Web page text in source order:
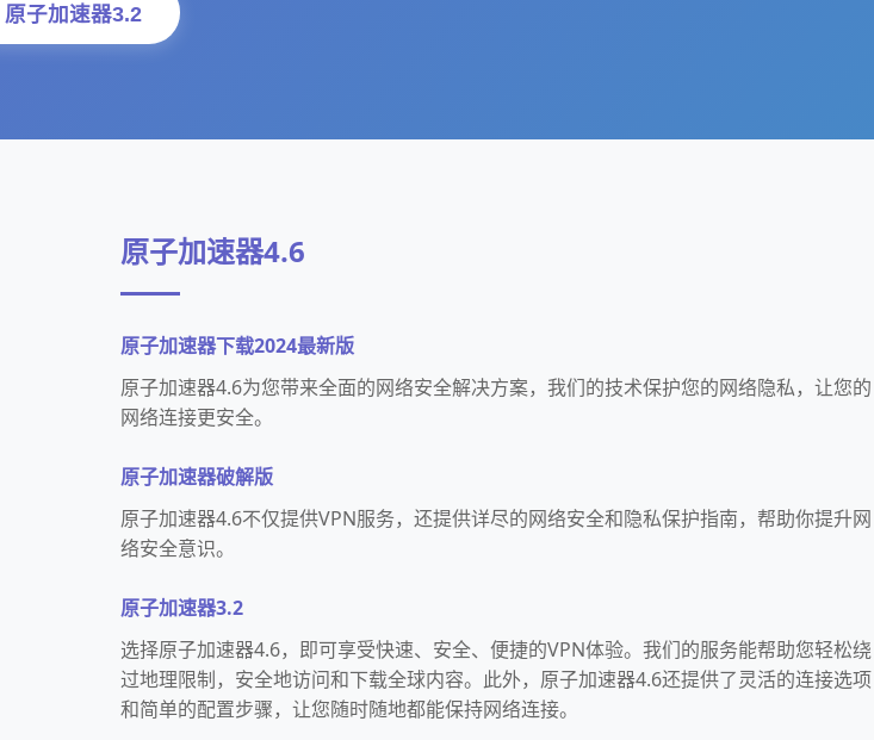
原子加速器3.2
原子加速器4.6
原子加速器下载2024最新版
原子加速器4.6为您带来全面的网络安全解决方案，我们的技术保护您的网络隐私，让您的
网络连接更安全。
原子加速器破解版
原子加速器4.6不仅提供VPN服务，还提供详尽的网络安全和隐私保护指南，帮助你提升网
络安全意识。
原子加速器3.2
选择原子加速器4.6，即可享受快速、安全、便捷的VPN体验。我们的服务能帮助您轻松绕
过地理限制，安全地访问和下载全球内容。此外，原子加速器4.6还提供了灵活的连接选项
和简单的配置步骤，让您随时随地都能保持网络连接。